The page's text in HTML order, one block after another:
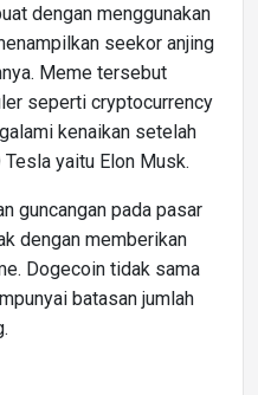
dengan menggunakan
seekor anjing
Meme tersebut
seperti cryptocurrency
kenaikan setelah
yaitu Elon Musk.
guncangan pada pasar
dengan memberikan
Dogecoin tidak sama
batasan jumlah